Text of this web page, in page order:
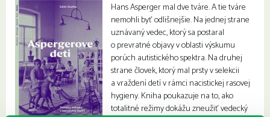
Hans Asperger mal dve tváre. A tie tváre
nemohli byť odlišnejšie. Na jednej strane
uznávaný vedec, ktorý sa postaral
o prevratné objavy v oblasti výskumu
porúch autistického spektra. Na druhej
strane človek, ktorý mal prsty v selekcii
a vraždení detí v rámci nacistickej rasovej
hygieny. Kniha poukazuje na to, ako
totalitné režimy dokážu zneužiť vedecký